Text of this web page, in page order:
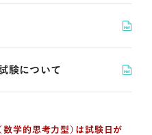
験について
学的思考力型）は試験日が